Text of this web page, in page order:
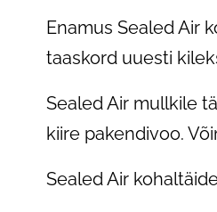
Enamus Sealed Air
taaskord uuesti
Sealed Air mullkile
kiire pakendivoo.
Sealed Air